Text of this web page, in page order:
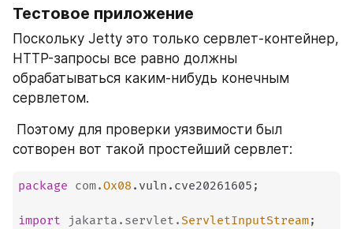
Тестовое приложение
Поскольку Jetty это только сервлет-контейнер,
HTTP-запросы все равно должны
обрабатываться каким-нибудь конечным
сервлетом.
Поэтому для проверки уязвимости был
сотворен вот такой простейший сервлет:
package com.Ox08 . vuln . cve20261605 ;
import jakarta . servlet .ServletInputStream;